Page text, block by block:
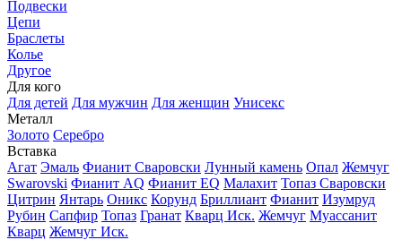
Подвески
Цепи
Браслеты
Колье
Другое
Для кого
Для детей Для мужчин Для женщин Унисекс
Металл
Золото Серебро
Вставка
Агат Эмаль Фианит Сваровски Лунный камень Опал Жемчуг
Swarovski Фианит AQ Фианит EQ Малахит Топаз Сваровски
Цитрин Янтарь Оникс Корунд Бриллиант Фианит Изумруд
Рубин Сапфир Топаз Гранат Кварц Иск. Жемчуг Муассанит
Кварц Жемчуг Иск.